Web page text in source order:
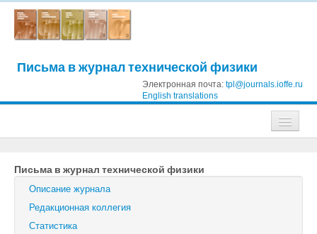
Письма в журнал технической физики
Электронная почта: tpl@journals.ioffe.ru
English translations
Журнал технической физики
Письма в Журнал технической физики
Физика твердого тела
Письма в журнал технической физики
Описание журнала
Редакционная коллегия
Статистика